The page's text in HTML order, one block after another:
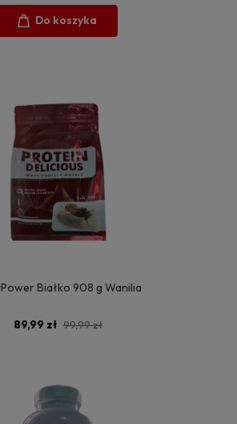
Do koszyka
Białko 908 g Wanilia
89,99 zł 99,99 zł